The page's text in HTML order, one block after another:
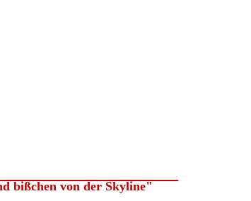
bißchen von der Skyline"